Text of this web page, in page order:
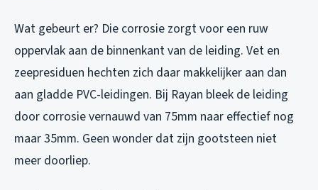
Wat gebeurt er? Die corrosie zorgt voor een ruw
oppervlak aan de binnenkant van de leiding. Vet en
zeepresiduen hechten zich daar makkelijker aan dan
aan gladde PVC-leidingen. Bij Rayan bleek de leiding
door corrosie vernauwd van 75mm naar effectief nog
maar 35mm. Geen wonder dat zijn gootsteen niet
meer doorliep.